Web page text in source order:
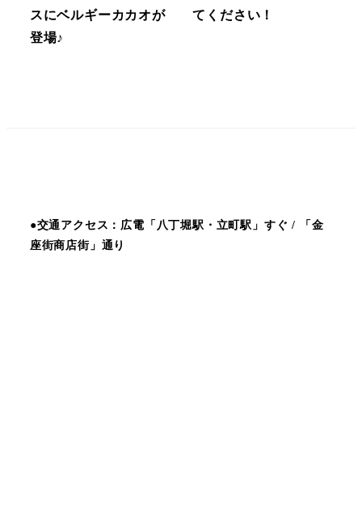
スにベルギーカカオが
登場♪
てください！
●交通アクセス：広電「八丁堀駅・立町駅」すぐ / 「金
座街商店街」通り